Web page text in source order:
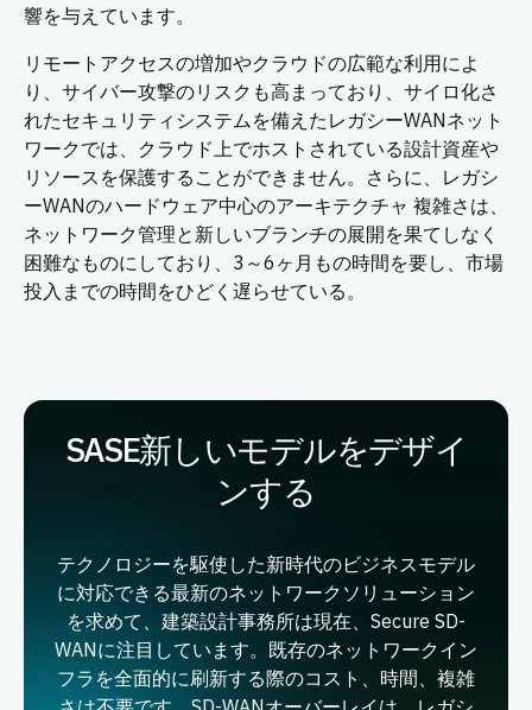
響を与えています。
リモートアクセスの増加やクラウドの広範な利用によ
り、サイバー攻撃のリスクも高まっており、サイロ化さ
れたセキュリティシステムを備えたレガシーWANネット
ワークでは、クラウド上でホストされている設計資産や
リソースを保護することができません。さらに、レガシ
ーWANのハードウェア中心のアーキテクチャ 複雑さは、
ネットワーク管理と新しいブランチの展開を果てしなく
困難なものにしており、3～6ヶ月もの時間を要し、市場
投入までの時間をひどく遅らせている。
SASE新しいモデルをデザイ
ンする
テクノロジーを駆使した新時代のビジネスモデル
に対応できる最新のネットワークソリューション
を求めて、建築設計事務所は現在、Secure SD-
WANに注目しています。既存のネットワークイン
フラを全面的に刷新する際のコスト、時間、複雑